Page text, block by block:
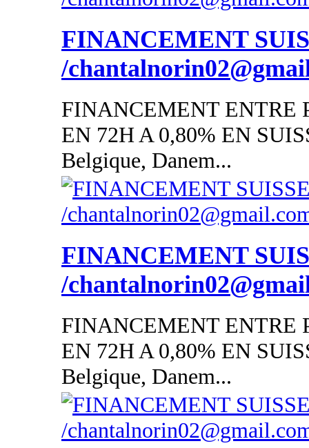
FINANCEMENT
/
FINANCEMENT ENTRE
EN 72H A 0,80% EN
Belgique, Danem...
FINANCEMENT
/
FINANCEMENT ENTRE
EN 72H A 0,80% EN
Belgique, Danem...